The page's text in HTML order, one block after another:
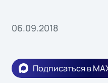
06.09.2018
Подписаться в